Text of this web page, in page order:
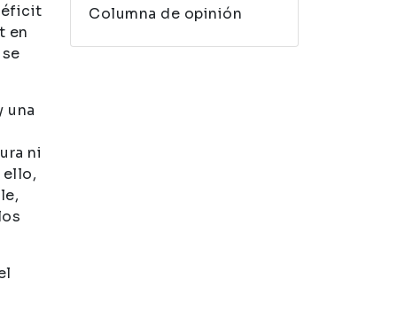
en
una
ni
ello,
Columna de opinión